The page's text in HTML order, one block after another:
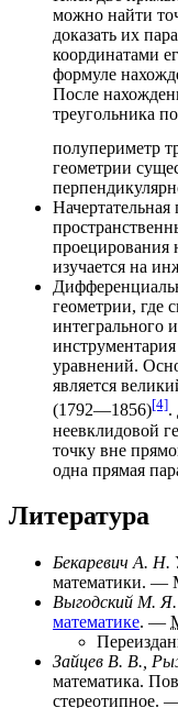
можно найти
доказать их
координатами
формуле
После
треугольника
полупериметр
геометрии
Начертательная
проецирования
изучается на
геометрии, где
интегрального
инструментария
уравнений.
является
(1792—1856)[4].
неевклидовой
точку вне
одна прямая
Литература
Бекаревич А. Н.
математики. —
Выгодский М. Я.
математике. —
Зайцев В. В.,
математика.
стереотипное.